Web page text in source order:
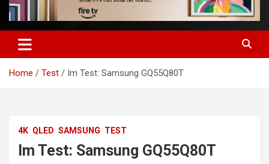
Home Test Im Test: Samsung GQ55Q80T
4K QLED SAMSUNG TEST
Im Test: Samsung GQ55Q80T